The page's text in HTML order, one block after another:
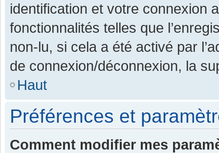
identification et votre connexion
fonctionnalités telles que
non-lu, si cela a été activé par
de connexion/déconnexion, la
Haut
Préférences et
Comment modifier mes